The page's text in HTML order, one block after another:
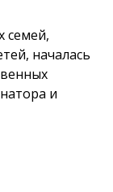
семей,
началась
и